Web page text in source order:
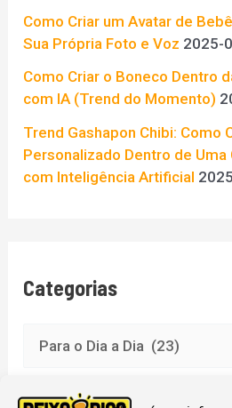
p
o
r
Como Criar um Avatar de
Sua Própria Foto e Voz 2025-
Como Criar o Boneco Dentro
com IA (Trend do Momento)
Trend Gashapon Chibi: Como
Personalizado Dentro de Uma
com Inteligência Artificial
Categorias